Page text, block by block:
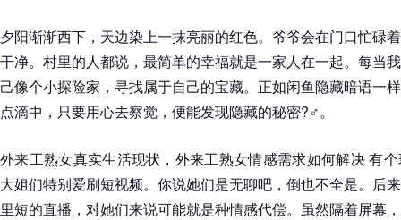
夕阳渐渐西下，天边染上一抹亮丽的红色。爷爷会在门口忙碌
干净。村里的人都说，最简单的幸福就是一家人在一起。每当
己像个小探险家，寻找属于自己的宝藏。正如闲鱼隐藏暗语一
点滴中，只要用心去察觉，便能发现隐藏的秘密?️‍♂️。
外来工熟女真实生活现状，外来工熟女情感需求如何解决 有
大姐们特别爱刷短视频。你说她们是无聊吧，倒也不全是。后
里短的直播，对她们来说可能就是种情感代偿。虽然隔着屏幕